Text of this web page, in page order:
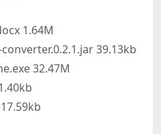
1.64M
39.13kb
32.47M